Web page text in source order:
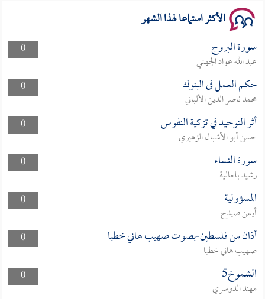
الأكثر استماعا لهذا الشهر
0 سورة البروج
عبد الله عواد الجهني
0
حكم العمل فى البنوك
محمد ناصر الدين الألباني
0
أثر التوحيد في تزكية النفوس
حسن أبو الأشبال الزهيري
0
سورة النساء
رشيد بلعالية
0
المسؤولية
أيمن صيدح
0
أذان من فلسطين-بصوت صهيب هاني خطبا
صهيب هاني خطبا
0
الشموخ5
مهند الدوسري